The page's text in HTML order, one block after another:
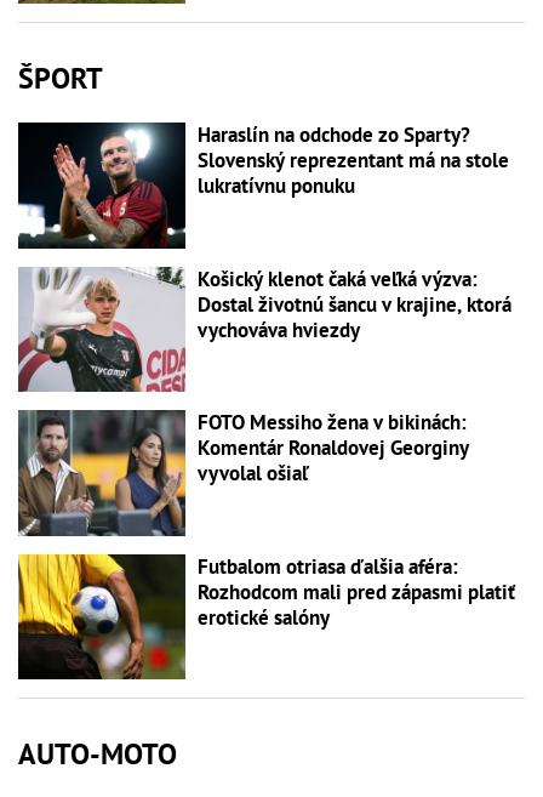
ŠPORT
Haraslín na odchode zo Sparty?
Slovenský reprezentant má na stole
lukratívnu ponuku
Košický klenot čaká veľká výzva:
Dostal životnú šancu v krajine, ktorá
vychováva hviezdy
FOTO Messiho žena v bikinách:
Komentár Ronaldovej Georginy
vyvolal ošiaľ
Futbalom otriasa ďalšia aféra:
Rozhodcom mali pred zápasmi platiť
erotické salóny
AUTO-MOTO